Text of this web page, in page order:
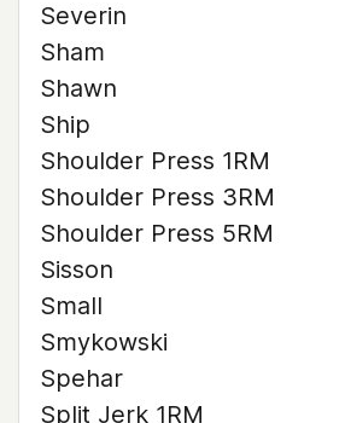
Severin
Sham
Shawn
Ship
Shoulder Press 1RM
Shoulder Press 3RM
Shoulder Press 5RM
Sisson
Small
Smykowski
Spehar
Split Jerk 1RM